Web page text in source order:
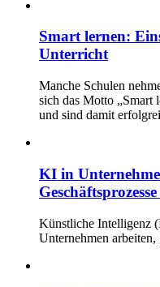
Smart lernen:
Unterricht
Manche Schulen
sich das Motto „Smart
und sind damit
KI in
Künstliche Intelligenz
Unternehmen arbeiten,